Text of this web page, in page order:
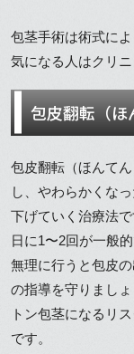
包茎手術は術式に
気になる人はクリ
包皮翻転（ほ
包皮翻転（ほんて
し、やわらかくな
下げていく治療法
日に1〜2回が一般的
無理に行うと包皮
の指導を守りまし
トン包茎になるリ
です。